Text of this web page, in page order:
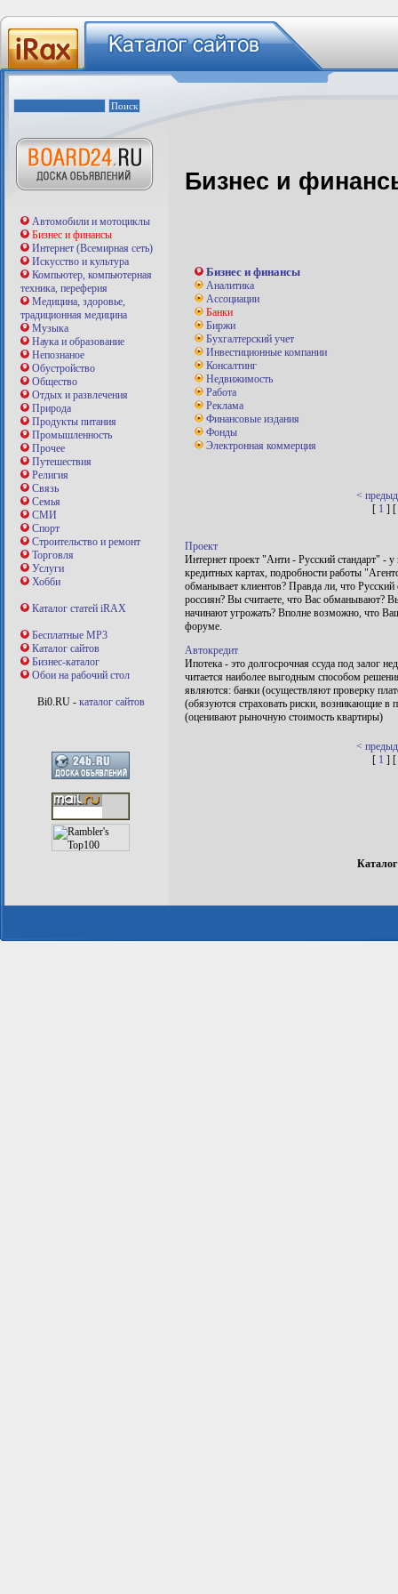
Автомобили и мотоциклы
Бизнес и финансы
Интернет (Всемирная сеть)
Искусство и культура
Компьютер, компьютерная
техника, переферия
Медицина, здоровье,
традиционная медицина
Музыка
Наука и образование
Непознаное
Обустройство
Общество
Отдых и развлечения
Природа
Продукты питания
Промышленность
Прочее
Путешествия
Религия
Связь
Семья
СМИ
Спорт
Строительство и ремонт
Торговля
Услуги
Хобби
Каталог статей iRAX
Бесплатные MP3
Каталог сайтов
Бизнес-каталог
Обои на рабочий стол
Bi0.RU - каталог сайтов
Бизнес и
Бизнес и финансы
Аналитика
Ассоциации
Банки
Биржи
Бухгалтерский учет
Инвестиционные компании
Консалтинг
Недвижимость
Работа
Реклама
Финансовые издания
Фонды
Электронная коммерция
<
[ 1 ] [
Проект
Интернет проект "Анти - Русский стандарт" -
кредитных картах, подробности работы
обманывает клиентов? Правда ли, что Русский
россиян? Вы считаете, что Вас обманывают?
начинают угрожать? Вполне возможно, что
форуме.
Автокредит
Ипотека - это долгосрочная ссуда под залог
читается наиболее выгодным способом
являются: банки (осуществляют проверку
(обязуются страховать риски, возникающие в
(оценивают рыночную стоимость квартиры)
<
[ 1 ] [